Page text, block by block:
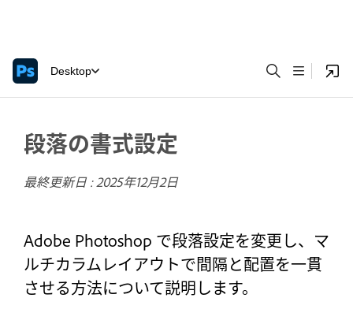
Desktop
段落の書式設定
最終更新日 :2025年12月2日
Adobe Photoshop で段落設定を変更し、マ
ルチカラムレイアウトで間隔と配置を一貫
させる方法について説明します。